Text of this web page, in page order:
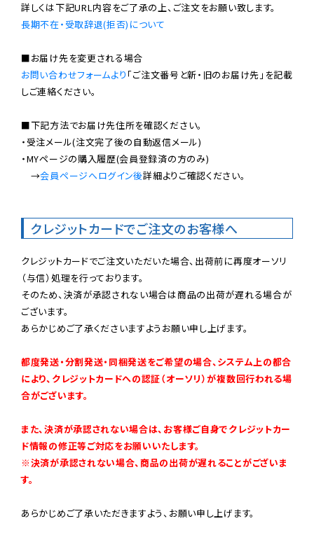
長期不在・受取辞退(拒否)について
お問い合わせフォームより 「ご注文番号と新・旧のお届け先」を記載
しご連絡ください。
■下記方法でお届け先住所を確認ください。
・受注メール(注文完了後の自動返信メール)
・MYページの購入履歴(会員登録済の方のみ)
→会員ページへログイン後詳細よりご確認ください。
クレジットカードでご注文のお客様へ
クレジットカードでご注文いただいた場合、出荷前に再度オーソリ
（与信）処理を行っております。
そのため、決済が承認されない場合は商品の出荷が遅れる場合が
ございます。
あらかじめご了承くださいますようお願い申し上げます。
都度発送・分割発送・同梱発送をご希望の場合、システム上の都合
により、クレジットカードへの認証（オーソリ）が複数回行われる場
合がございます。
また、決済が承認されない場合は、お客様ご自身でクレジットカー
ド情報の修正等ご対応をお願いいたします。
※決済が承認されない場合、商品の出荷が遅れることがございま
す。
あらかじめご了承いただきますよう、お願い申し上げます。